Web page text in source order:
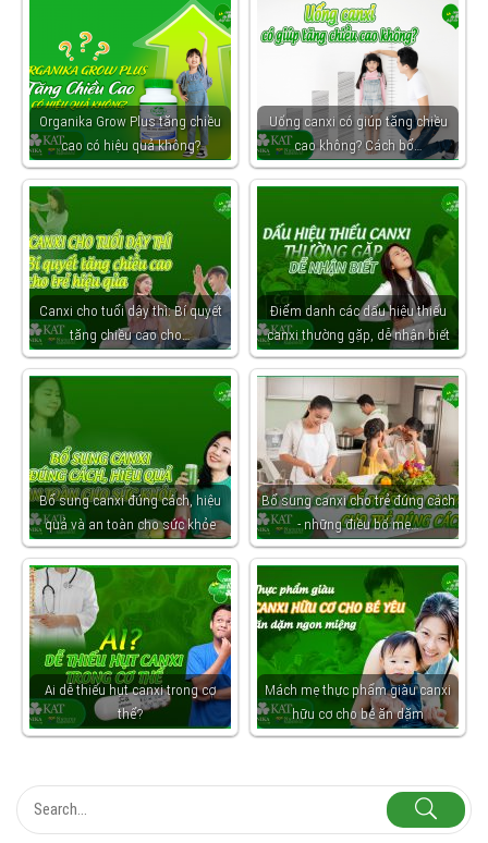
Organika Grow Plus tăng chiều
cao có hiệu quả không?
Uống canxi có giúp tăng chiều
cao không? Cách bổ…
Canxi cho tuổi dậy thì: Bí quyết
tăng chiều cao cho…
Điểm danh các dấu hiệu thiếu
canxi thường gặp, dễ nhận biết
Bổ sung canxi đúng cách, hiệu
quả và an toàn cho sức khỏe
Bổ sung canxi cho trẻ đúng cách
- những điều bố mẹ…
Ai dễ thiếu hụt canxi trong cơ
thể?
Mách mẹ thực phẩm giàu canxi
hữu cơ cho bé ăn dặm